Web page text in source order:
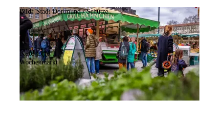
Bild: Stadt Dortmund / Schütze
Kategorie:
Wochenmarkt